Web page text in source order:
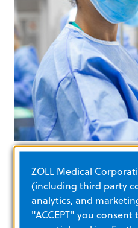
醫院
我們提供始終可靠、不斷
ZOLL Medical
(including third party
analytics, and
"ACCEPT" you